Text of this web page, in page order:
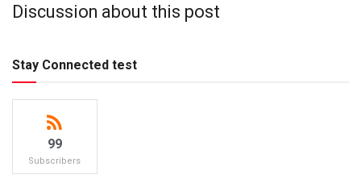
Discussion about this post
Stay Connected test
99
Subscribers